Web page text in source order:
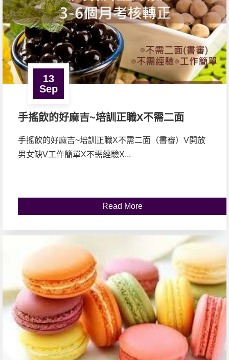
13
Sep
手搖飲的好麻吉~培訓正職X不需二面
手搖飲的好麻吉~培訓正職X不需二面（書審）V開放
男女缺V工作簡單X不需經驗X...
Read More